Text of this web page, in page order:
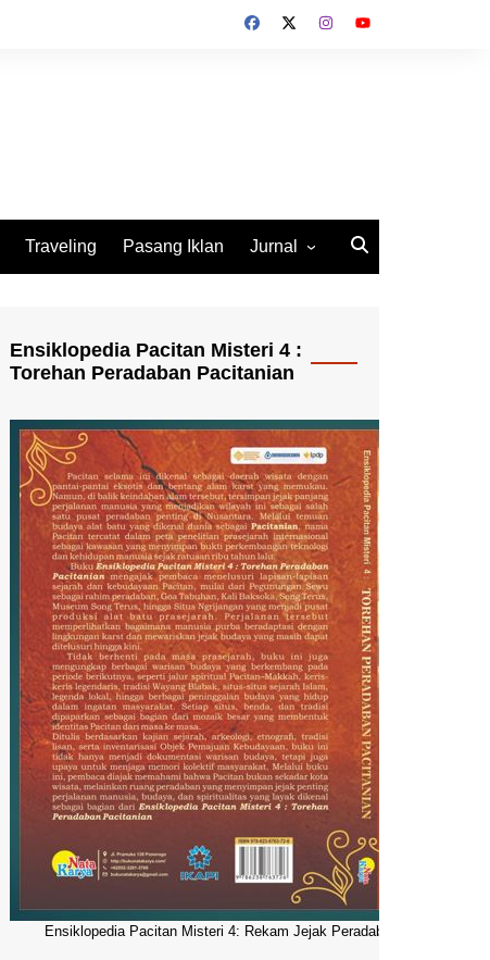
Traveling Pasang Iklan Jurnal
Ensiklopedia Pacitan Misteri 4 :
Torehan Peradaban Pacitanian
Ensiklopedia Pacitan Misteri 4: Rekam Jejak Peradaban Dunia